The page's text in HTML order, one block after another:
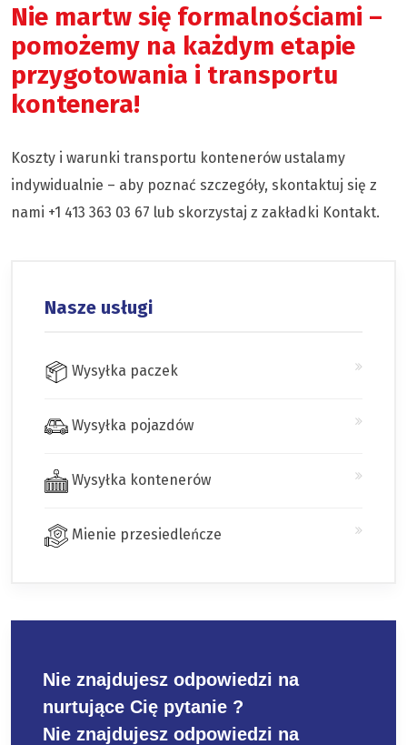
Nie martw się formalnościami –
pomożemy na każdym etapie
przygotowania i transportu
kontenera!
Koszty i warunki transportu kontenerów ustalamy
indywidualnie – aby poznać szczegóły, skontaktuj się z
nami +1 413 363 03 67 lub skorzystaj z zakładki Kontakt.
Nasze usługi
Wysyłka paczek
Wysyłka pojazdów
Wysyłka kontenerów
Mienie przesiedleńcze
Nie znajdujesz odpowiedzi na
nurtujące Cię pytanie ?
Nie znajdujesz odpowiedzi na